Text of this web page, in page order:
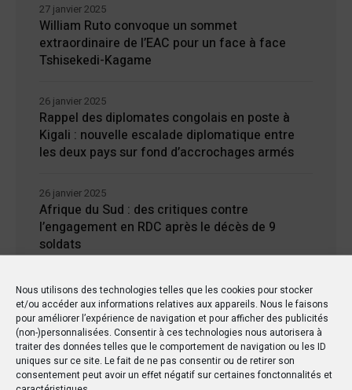
Nous utilisons des technologies telles que les cookies pour stocker
et/ou accéder aux informations relatives aux appareils. Nous le faisons
pour améliorer l’expérience de navigation et pour afficher des publicités
(non-)personnalisées. Consentir à ces technologies nous autorisera à
traiter des données telles que le comportement de navigation ou les ID
uniques sur ce site. Le fait de ne pas consentir ou de retirer son
consentement peut avoir un effet négatif sur certaines fonctonnalités et
William Ruto convoque un sommet
extraordinaire de l’EAC pour un face à face
Tshisekedi-Kagame
27 janvier 2025
Rappel des diplomates congolais en poste à
Kigali : nouvelle escalade diplomatique entre
les deux pays sur fond d’accrochages armés
26 janvier 2025
Afrique du Sud : des critiques contre
l’engagement en RDC après le décès de 9
soldats
26 janvier 2025
Kisangani : Une ville riche en eaux mais en
manque d’électricité
24 janvier 2025